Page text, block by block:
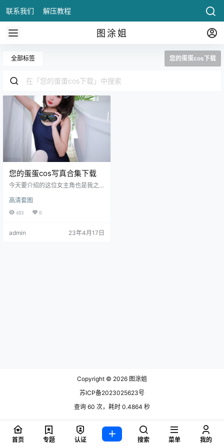
联系我们 解压教程
图涂姐
全部标签 您的蛋蛋cos下载
您的蛋蛋cos写真合集下载
今天要介绍的这位女主角也是我之
微博ID是您的蛋蛋，我们先不说别
的，这一.
高清套图
653 0
admin 23年4月17日
Copyright © 2026 图涂姐
苏ICP备2023025623号
查询 60 次，耗时 0.4864 秒
首页 专题 认证 搜索 菜单 我的